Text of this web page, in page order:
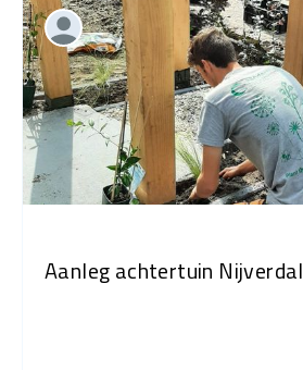
Aanleg achtertuin Nijverdal